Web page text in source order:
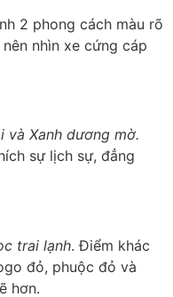
2 phong cách màu rõ
nhìn xe cứng cáp
Xanh dương mờ.
sự lịch sự, đẳng
trai lạnh. Điểm khác
đỏ, phuộc đỏ và
hơn.